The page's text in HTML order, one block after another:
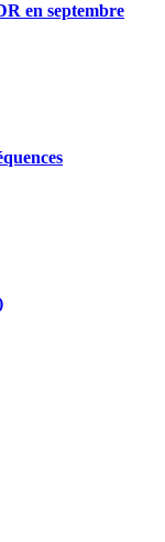
en septembre